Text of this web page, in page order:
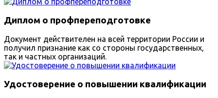
Диплом о профпереподготовке
Документ действителен на всей территории России и
получил признание как со стороны государственных,
так и частных организаций.
Удостоверение о повышении квалификации